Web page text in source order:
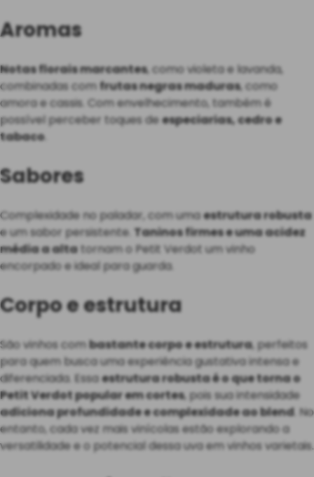
Aromas
Notas florais marcantes, como violeta e lavanda,
combinadas comfrutas negras maduras, como
amora e cassis. Com envelhecimento, também é
possível perceber toques deespeciarias, cedro e
tabaco.
Sabores
Complexidade no paladar, com umaestrutura robusta
e um sabor persistente. Taninos firmes e uma acidez
média a altatornam o Petit Verdot um vinho
encorpado e ideal para guarda.
Corpo e estrutura
São vinhos combastante corpo e estrutura, perfeitos
para quem busca uma experiência gustativa intensa e
diferenciada. Essaestrutura robusta é o que torna o
Petit Verdot popular em cortes, pois sua intensidade
adiciona profundidade e complexidade ao blend. No
entanto, cada vez mais vinícolas estão explorando a
versatilidade e o potencial dessa uva em vinhos varietais.